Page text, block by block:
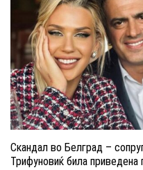
Скандал во Белград –
Трифуновиќ била приведена